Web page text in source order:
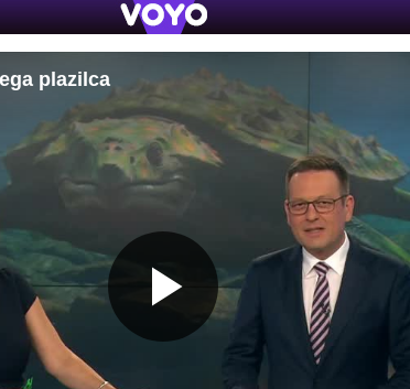
plazilca
Predvajaj